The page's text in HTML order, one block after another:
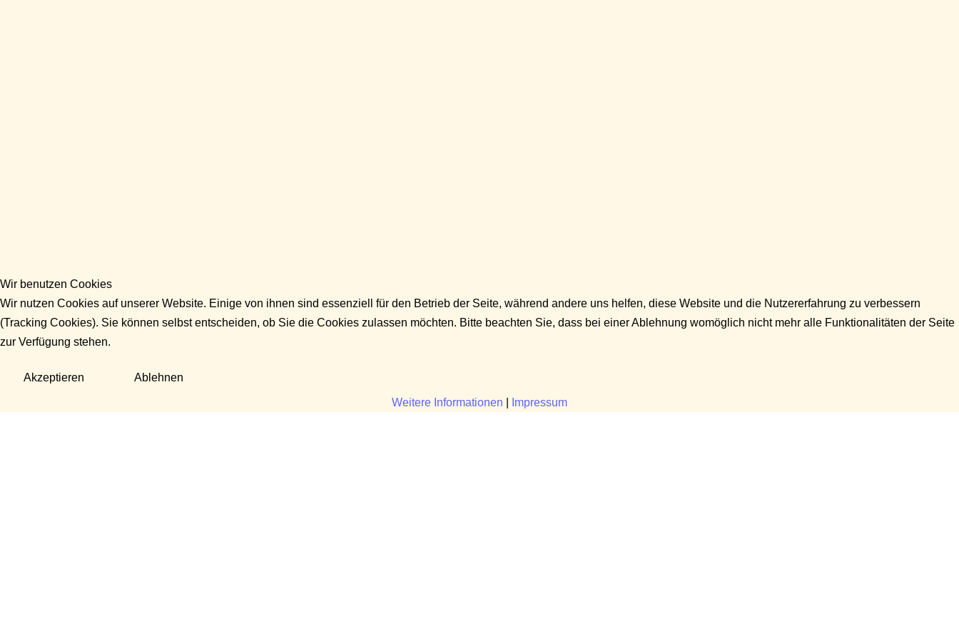
Wir benutzen Cookies
Wir nutzen Cookies auf unserer Website. Einige von ihnen sind essenziell für den Betrieb der Seite, während andere uns helfen, diese Website und die Nutzererfahrung zu verbessern
(Tracking Cookies). Sie können selbst entscheiden, ob Sie die Cookies zulassen möchten. Bitte beachten Sie, dass bei einer Ablehnung womöglich nicht mehr alle Funktionalitäten der Seite
zur Verfügung stehen.
Akzeptieren Ablehnen
Weitere Informationen Impressum